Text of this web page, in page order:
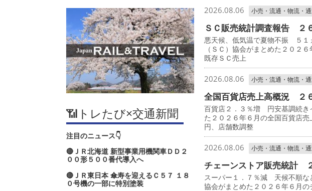
📶トレたび×交通新聞
注目のニュース👇
🔴ＪＲ北海道 新型事業用機関車ＤＤ２
００形５００番代導入へ
🔴ＪＲ東日本 傘寿を迎えるＣ５７ １８
０号機の一部に特別塗装
2026.08.06 小売・流通・物流・
ＳＣ販売統計調査報告 ２
悪天候、低気温で夏物不振 ５
（ＳＣ）協会がまとめた２０２
既存ＳＣ売上
2026.08.06 小売・流通・物流・
全国百貨店売上高概況 ２
百貨店２．３％増 円安基調続
た２０２６年６月の全国百貨店
円、店舗数調整
2026.08.06 小売・流通・物流・
チェーンストア販売統計
スーパー１．７％減 天候不順
協会がまとめた２０２６年６月